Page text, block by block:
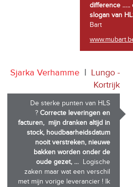
difference …..
slogan van
Bart
Sjarka Verhamme
Lungo -
Kortrijk
De sterke punten van HLS
?Correcte leveringen en
facturen, mijn dranken altijd in
stock, houdbaarheidsdatum
nooit verstreken, nieuwe
bakken worden onder de
oude gezet, …
Logische
zaken maar wat een verschil
met mijn vorige leverancier ! Ik